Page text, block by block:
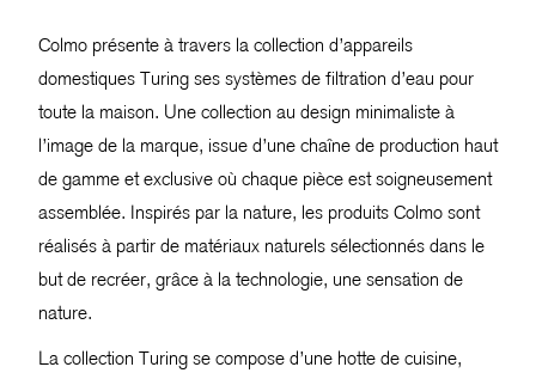
Colmo présente à travers la collection d’appareils
domestiques Turing ses systèmes de filtration d’eau pour
toute la maison. Une collection au design minimaliste à
l’image de la marque, issue d’une chaîne de production haut
de gamme et exclusive où chaque pièce est soigneusement
assemblée. Inspirés par la nature, les produits Colmo sont
réalisés à partir de matériaux naturels sélectionnés dans le
but de recréer, grâce à la technologie, une sensation de
nature.
La collection Turing se compose d’une hotte de cuisine,